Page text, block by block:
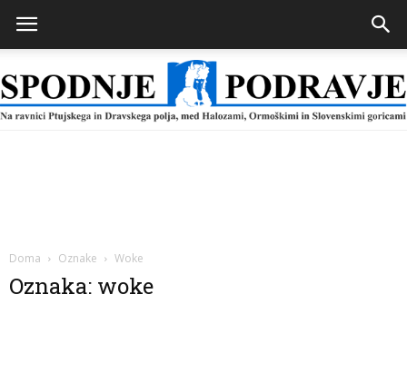
Doma Oznake Woke
Oznaka: woke